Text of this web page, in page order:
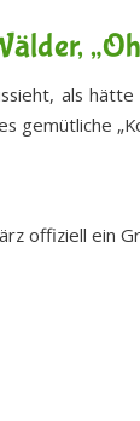
als
gemütliche
offiziell ein